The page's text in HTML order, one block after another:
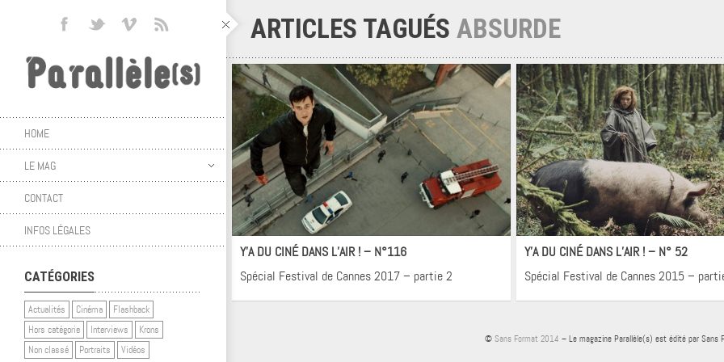
HOME
LE MAG
CONTACT
INFOS LÉGALES
CATÉGORIES
Actualités Cinéma
Flashback
Hors catégorie
Interviews
Krons
Non classé
Portraits Vidéos
ARTICLES TAGUÉS ABSURDE
Y’A DU CINÉ DANS L’AIR ! – N°116
Spécial Festival de Cannes 2017 – partie 2
Cinéma
Y’A DU CINÉ DANS L’AIR ! – N° 52
Spécial Festival de Cannes 2015 –
© Sans Format 2014 – Le magazine Parallèle(s) est édité par Sans